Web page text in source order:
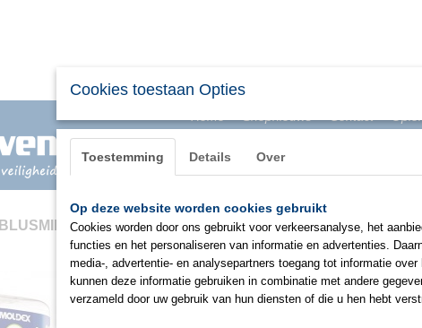
BLUSMIDDELEN BHV & ONTRUIMING EHBO
Moldex 785002
Spark Plugs
Cookies toestaan Opties
Toestemming Details Over
Op deze website worden cookies gebruikt
Cookies worden door ons gebruikt voor verkeersanalyse, het
functies en het personaliseren van informatie en advertenties.
media-, advertentie- en analysepartners toegang tot informatie
kunnen deze informatie gebruiken in combinatie met andere
verzameld door uw gebruik van hun diensten of die u hen hebt